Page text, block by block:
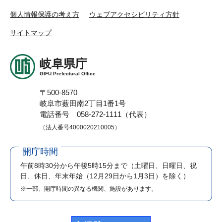
個人情報保護の考え方 ウェブアクセシビリティ方針
サイトマップ
岐阜県庁
GIFU Prefectural Office
〒500-8570
岐阜市薮田南2丁目1番1号
電話番号 058-272-1111（代表）
（法人番号4000020210005）
開庁時間
午前8時30分から午後5時15分まで （土曜日、日曜日、祝
日、休日、年末年始（12月29日から1月3日）を除く）
※一部、開庁時間の異なる機関、施設があります。